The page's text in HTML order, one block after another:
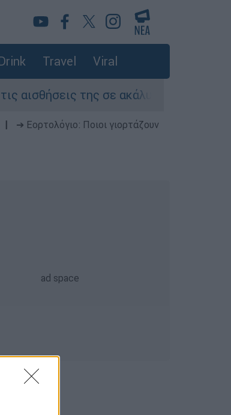
Travel Viral
της σε ακάλυπτο
➔ Εορτολόγιο: Ποιοι γιορτάζουν